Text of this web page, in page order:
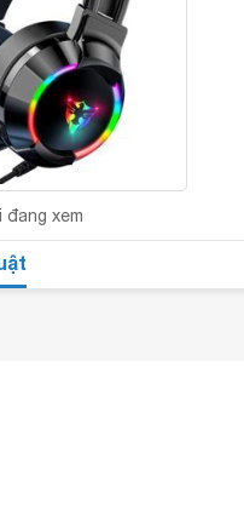
xem